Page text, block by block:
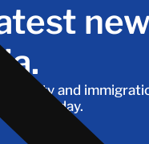
and
it every day.